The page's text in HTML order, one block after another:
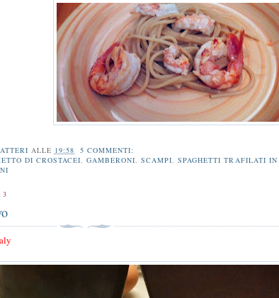
ALLE 19:58
5 COMMENTI:
DI CROSTACEI ,GAMBERONI ,SCAMPI ,SPAGHETTI TRAFILATI IN